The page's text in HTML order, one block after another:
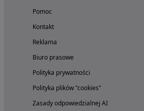
Pomoc
Kontakt
Reklama
Biuro prasowe
Polityka prywatności
Polityka plików "cookies"
Zasady odpowiedzialnej AI